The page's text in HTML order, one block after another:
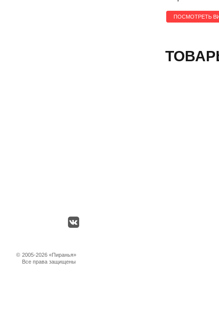
ПОСМОТРЕТЬ
© 2005-2026 «Пиранья»
Все права защищены